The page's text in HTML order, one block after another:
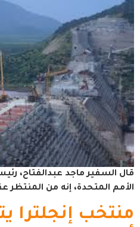
قال السفير ماجد عبدالفتاح،
الأمم المتحدة، إنه من المنتظر
منتخب إنجلترا